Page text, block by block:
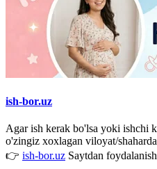
ish-bor.uz
Agar ish kerak bo'lsa yoki ishchi
o'zingiz xoxlagan viloyat/
👉 ish-bor.uz Saytdan